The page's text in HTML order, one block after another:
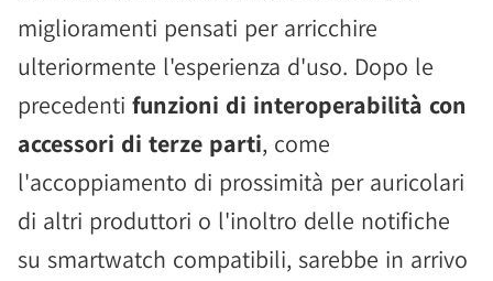
miglioramenti pensati per arricchire
ulteriormente l'esperienza d'uso. Dopo le
precedenti funzioni di interoperabilità con
accessori di terze parti, come
l'accoppiamento di prossimità per auricolari
di altri produttori o l'inoltro delle notifiche
su smartwatch compatibili, sarebbe in arrivo